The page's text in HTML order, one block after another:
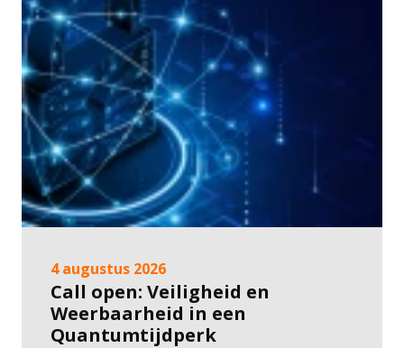
4 augustus 2026
Call open: Veiligheid en
Weerbaarheid in een
Quantumtijdperk